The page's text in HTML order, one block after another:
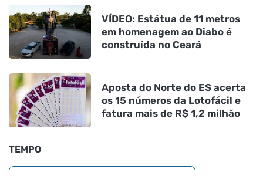
VÍDEO: Estátua de 11 metros
em homenagem ao Diabo é
construída no Ceará
Aposta do Norte do ES acerta
os 15 números da Lotofácil e
fatura mais de R$ 1,2 milhão
TEMPO